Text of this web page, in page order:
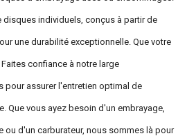
individuels, conçus à partir de
une durabilité exceptionnelle. Que votre
confiance à notre large
pour assurer l'entretien optimal de
Que vous ayez besoin d'un embrayage,
ou d'un carburateur, nous sommes là pour